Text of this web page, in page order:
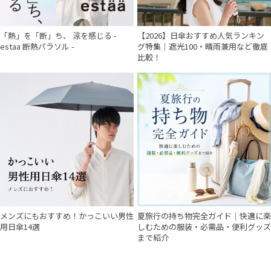
「熱」を「断」ち、 涼を感じる -
estaa 断熱パラソル -
【2026】日傘おすすめ人気ランキン
グ特集｜遮光100・晴雨兼用など徹底
比較！
メンズにもおすすめ！かっこいい男性
用日傘14選
夏旅行の持ち物完全ガイド｜快適に楽
しむための服装・必需品・便利グッズ
まで紹介